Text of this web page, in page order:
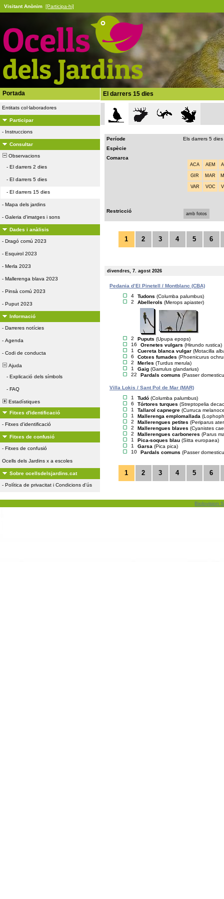
Visitant Anònim [Participa-hi]
Portada
Entitats col·laboradores
Participar
- Instruccions
Consultar
Observacions
- El darrers 2 dies
- El darrers 5 dies
- El darrers 15 dies
- Mapa dels jardins
- Galeria d'imatges i sons
Dades i anàlisis
- Dragó comú 2023
- Esquirol 2023
- Merla 2023
- Mallerenga blava 2023
- Pinsà comú 2023
- Puput 2023
Informació
- Darreres notícies
- Agenda
- Codi de conducta
Ajuda
- Explicació dels símbols
- FAQ
Estadístiques
Fitxes d'identificació
- Fitxes d'identificació
Fitxes de confusió
- Fitxes de confusió
Ocells dels Jardins x a escoles
Sobre ocellsdelsjardins.cat
- Política de privacitat i Condicions d'ús
El darrers 15 dies
Període
Els darrers 5 dies
Espècie
Comarca
ACA AEM
GIR MAR
VAR VOC
Restricció amb fotos
1 2 3 4 5 6
divendres, 7. agost 2026
Pedania d’El Pinetell / Montblanc (CBA)
4
Tudons (Columba palumbus)
2
Abellerols (Merops apiaster)
2 Puputs (Upupa epops)
16
Orenetes vulgars (Hirundo rustica)
1
Cuereta blanca vulgar (Motacilla
6
Cotxes fumades (Phoenicurus
2
Merles (Turdus merula)
1
Gaig (Garrulus glandarius)
22
Pardals comuns (Passer
Villa Lokis / Sant Pol de Mar (MAR)
1
Tudó (Columba palumbus)
6
Tórtores turques (Streptopelia
1
Tallarol capnegre (Curruca
1
Mallerenga emplomallada
2
Mallerengues petites (Periparus
2
Mallerengues blaves (Cyanistes
2
Mallerengues carboneres (Parus
1
Pica-soques blau (Sitta europaea)
1
Garsa (Pica pica)
10
Pardals comuns (Passer
1 2 3 4 5 6
Biolovision